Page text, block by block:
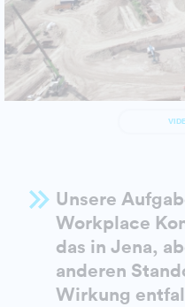
Unsere
Workplace
das in Jena,
anderen
Wirkung